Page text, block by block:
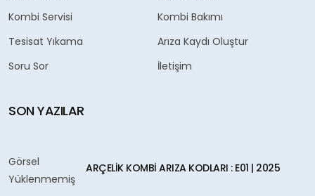
Kombi Servisi
Kombi Bakımı
Tesisat Yıkama
Arıza Kaydı Oluştur
Soru Sor
İletişim
SON YAZILAR
Görsel
Yüklenmemiş
ARÇELIK KOMBI ARIZA KODLARI : E01 | 2025